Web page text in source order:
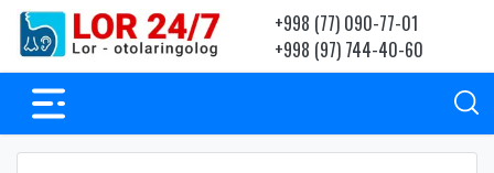
+998 (77) 090-77-01
+998 (97) 744-40-60